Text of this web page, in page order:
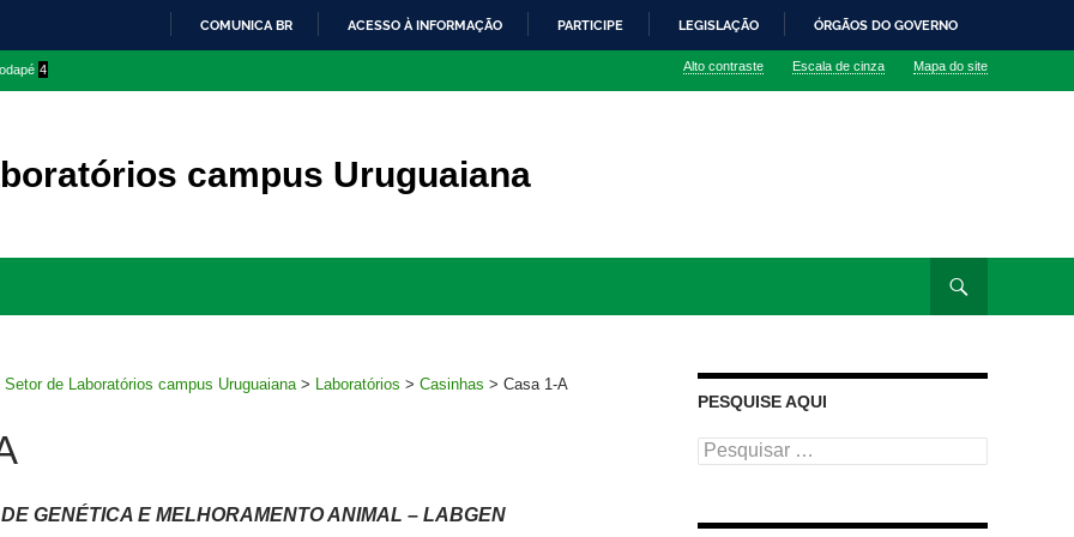
O
COMUNICA BR ACESSO À INFORMAÇÃO PARTICIPE LEGISLAÇÃO ÓRGÃOS DO GOVERNO
4 Alto contraste Escala de cinza Mapa do site
campus Uruguaiana
Setor de Laboratórios campus Uruguaiana > Laboratórios > Casinhas > Casa 1-A
GENÉTICA E MELHORAMENTO ANIMAL – LABGEN
PESQUISE AQUI
Pesquisar
por: